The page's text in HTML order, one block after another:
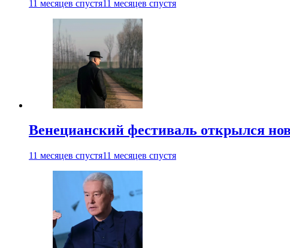
11 месяцев спустя11 месяцев спустя
Венецианский фестиваль открылся
11 месяцев спустя11 месяцев спустя